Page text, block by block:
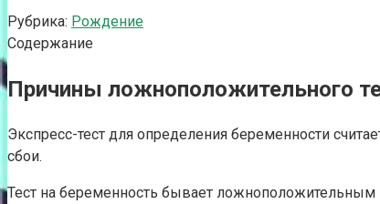
Рубрика: Рождение
Содержание
Причины ложноположительного
Экспресс-тест для определения беременности
сбои.
Тест на беременность бывает